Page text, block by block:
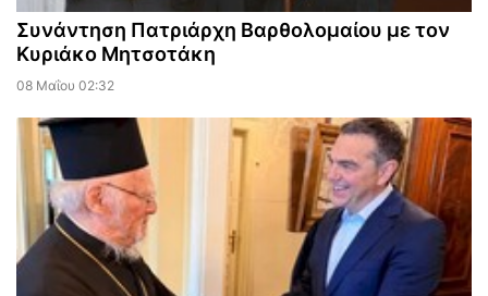
Συνάντηση Πατριάρχη Βαρθολομαίου με τον
Κυριάκο Μητσοτάκη
08 Μαΐου 02:32